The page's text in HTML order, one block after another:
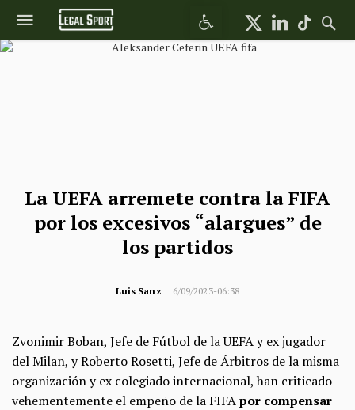
Abrir barra de herramientas
La UEFA arremete contra la FIFA
por los excesivos “alargues” de
los partidos
Luis Sanz 6/09/2023-06:38
Zvonimir Boban, Jefe de Fútbol de la UEFA y ex jugador
del Milan, y Roberto Rosetti, Jefe de Árbitros de la misma
organización y ex colegiado internacional, han criticado
vehementemente el empeño de la FIFApor compensar